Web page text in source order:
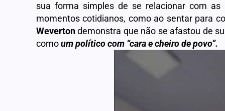
sua forma simples de se relacionar com
momentos cotidianos, como ao sentar para
Wevertondemonstra que não se afastou de
comoum político com “cara e cheiro de povo”.